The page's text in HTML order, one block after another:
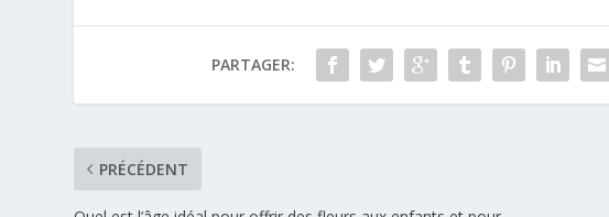
PARTAGER:
PRÉCÉDENT